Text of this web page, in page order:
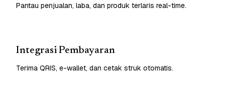
Pantau penjualan, laba, dan produk terlaris real-time.
Integrasi Pembayaran
Terima QRIS, e-wallet, dan cetak struk otomatis.